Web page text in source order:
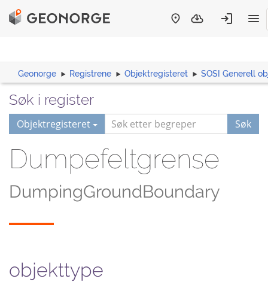
Geonorge Registrene Objektregisteret SOSI Generell
Søk i register
Objektregisteret Søk
Dumpefeltgrense
DumpingGroundBoundary
objekttype